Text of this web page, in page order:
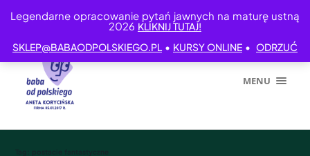
Legendarne opracowanie pytań jawnych na maturę ustną
2026 KLIKNIJ TUTAJ!
SKLEP@BABAODPOLSKIEGO.PL • KURSY ONLINE • ODRZUĆ
MENU